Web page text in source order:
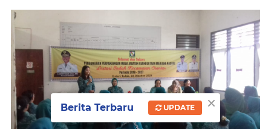
×
Berita Terbaru UPDATE